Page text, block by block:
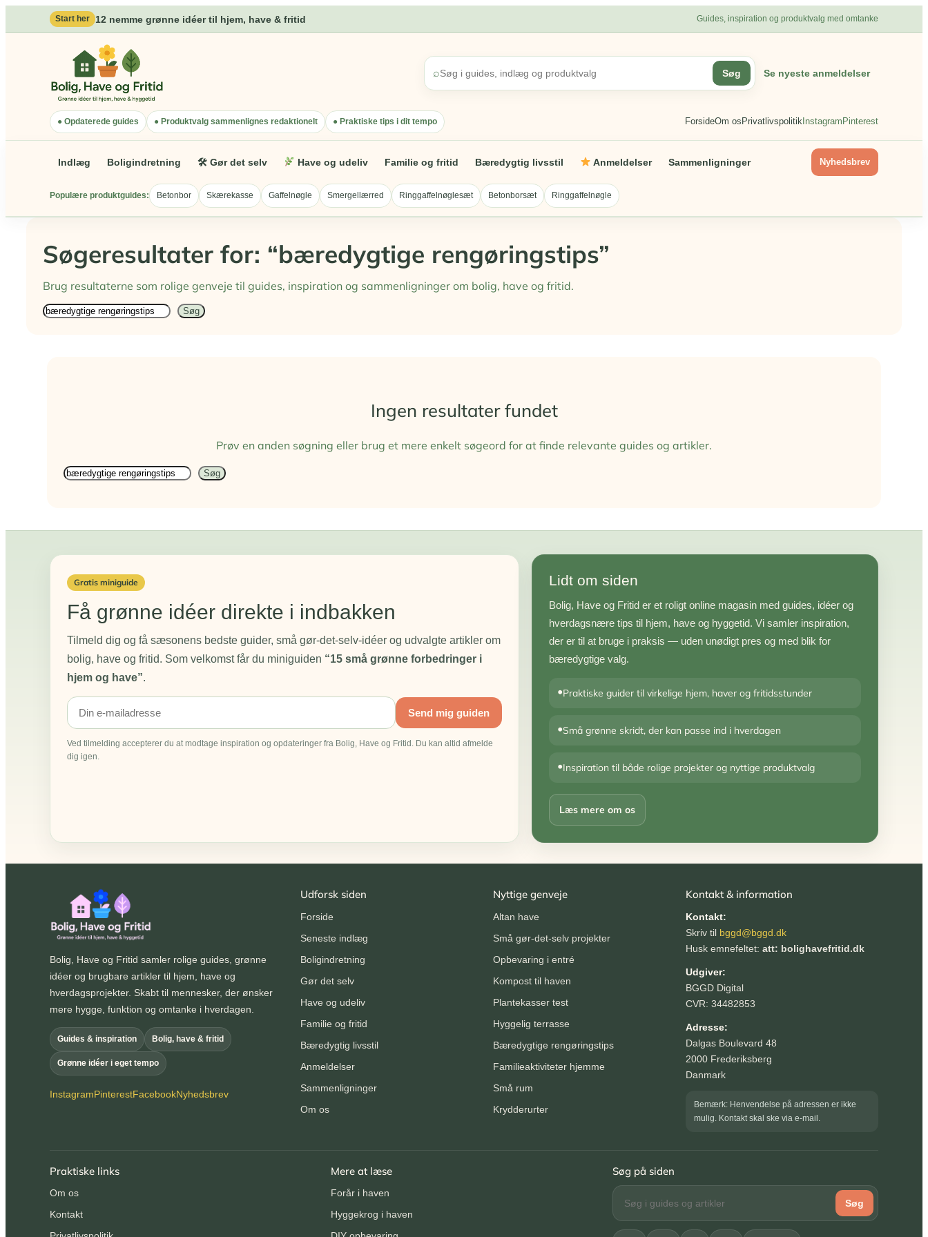
til
Start her 12 nemme grønne idéer til hjem, have & fritid Guides, inspiration og produktvalg med omtanke
⌕ Søg Se nyeste anmeldelser
● Opdaterede guides ● Produktvalg sammenlignes redaktionelt ● Praktiske tips i dit tempo ForsideOm os Privatlivspolitik Instagram Pinterest
Indlæg Boligindretning 🛠 Gør det selv Have og udeliv Familie og fritid Bæredygtig livsstil Anmeldelser Sammenligninger Nyhedsbrev
Populære produktguides: Betonbor Skærekasse Gaffelnøgle Smergellærred Ringgaffelnøglesæt Betonborsæt Ringgaffelnøgle
Søgeresultater for: “bæredygtige rengøringstips”
Brug resultaterne som rolige genveje til guides, inspiration og sammenligninger om bolig, have og fritid.
Søg Søg
Ingen resultater fundet
Prøv en anden søgning eller brug et mere enkelt søgeord for at finde relevante guides og artikler.
Søg
Søg
Gratis miniguide
Få grønne idéer direkte i indbakken
Tilmeld dig og få sæsonens bedste guider, små gør-det-selv-idéer og udvalgte artikler om
bolig, have og fritid. Som velkomst får du miniguiden “15 små grønne forbedringer i
hjem og have”.
Send mig guiden
Ved tilmelding accepterer du at modtage inspiration og opdateringer fra Bolig, Have og Fritid. Du kan altid afmelde
dig igen.
Lidt om siden
Bolig, Have og Fritid er et roligt online magasin med guides, idéer og
hverdagsnære tips til hjem, have og hyggetid. Vi samler inspiration,
der er til at bruge i praksis — uden unødigt pres og med blik for
bæredygtige valg.
•Praktiske guider til virkelige hjem, haver og fritidsstunder
•Små grønne skridt, der kan passe ind i hverdagen
•Inspiration til både rolige projekter og nyttige produktvalg
Læs mere om os
Bolig, Have og Fritid samler rolige guides, grønne
idéer og brugbare artikler til hjem, have og
hverdagsprojekter. Skabt til mennesker, der ønsker
mere hygge, funktion og omtanke i hverdagen.
Guides & inspiration Bolig, have & fritid
Grønne idéer i eget tempo
InstagramPinterestFacebookNyhedsbrev
Udforsk siden
Forside
Seneste indlæg
Boligindretning
Gør det selv
Have og udeliv
Familie og fritid
Bæredygtig livsstil
Anmeldelser
Sammenligninger
Om os
Nyttige genveje
Altan have
Små gør-det-selv projekter
Opbevaring i entré
Kompost til haven
Plantekasser test
Hyggelig terrasse
Bæredygtige rengøringstips
Familieaktiviteter hjemme
Små rum
Krydderurter
Kontakt & information
Kontakt:
Skriv til bggd@bggd.dk
Husk emnefeltet: att: bolighavefritid.dk
Udgiver:
BGGD Digital
CVR: 34482853
Adresse:
Dalgas Boulevard 48
2000 Frederiksberg
Danmark
Bemærk: Henvendelse på adressen er ikke
mulig. Kontakt skal ske via e-mail.
Praktiske links
Om os
Kontakt
Mere at læse
Forår i haven
Hyggekrog i haven
Søg på siden
Søg